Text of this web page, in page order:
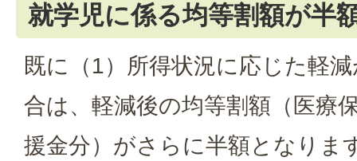
就学児に係る均等割額が半
既に（1）所得状況に応じた軽
合は、軽減後の均等割額（医療
援金分）がさらに半額となりま